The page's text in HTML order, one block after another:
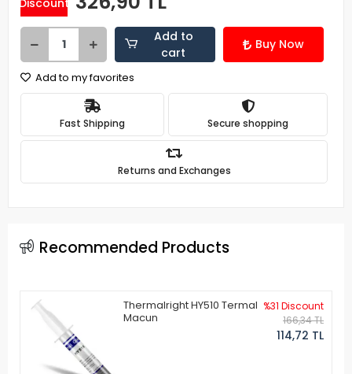
Add to
cart
Buy Now
Add to my favorites
Fast Shipping Secure shopping
Returns and Exchanges
Recommended Products
Thermalright HY510 Termal
Macun
%31 Discount
166,34 TL
114,72 TL